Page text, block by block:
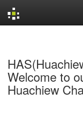
Welcome to
Huachiew